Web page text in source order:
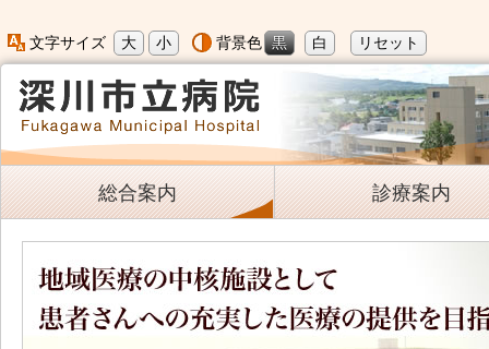
文字サイズ 大 小 背景色 黒 白 リセット
総合案内 診療案内